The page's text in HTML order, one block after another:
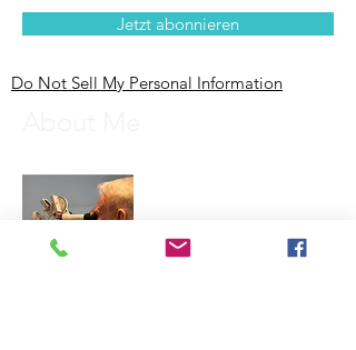
Jetzt abonnieren
Do Not Sell My Personal Information